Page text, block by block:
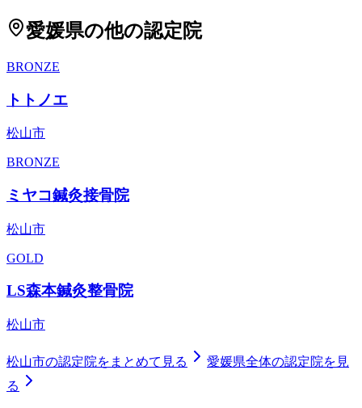
愛媛県の他の認定院
BRONZE
トトノエ
松山市
BRONZE
ミヤコ鍼灸接骨院
松山市
GOLD
LS森本鍼灸整骨院
松山市
松山市の認定院をまとめて見る 愛媛県全体の認定院を見
る